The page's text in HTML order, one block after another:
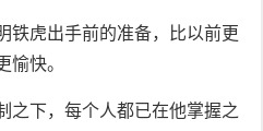
铁虎出手前的准备，比以前更
愉快。
之下，每个人都已在他掌握之